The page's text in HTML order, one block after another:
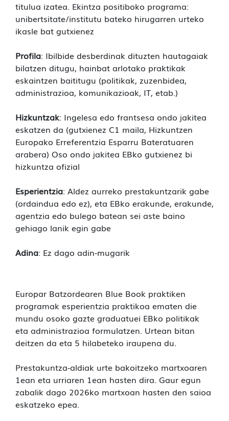
titulua izatea. Ekintza positiboko programa:
unibertsitate/institutu bateko hirugarren urteko
ikasle bat gutxienez
Profila: Ibilbide desberdinak dituzten hautagaiak
bilatzen ditugu, hainbat arlotako praktikak
eskaintzen baititugu (politikak, zuzenbidea,
administrazioa, komunikazioak, IT, etab.)
Hizkuntzak: Ingelesa edo frantsesa ondo jakitea
eskatzen da (gutxienez C1 maila, Hizkuntzen
Europako Erreferentzia Esparru Bateratuaren
arabera) Oso ondo jakitea EBko gutxienez bi
hizkuntza ofizial
Esperientzia: Aldez aurreko prestakuntzarik gabe
(ordaindua edo ez), eta EBko erakunde, erakunde,
agentzia edo bulego batean sei aste baino
gehiago lanik egin gabe
Adina: Ez dago adin-mugarik
Europar Batzordearen Blue Book praktiken
programak esperientzia praktikoa ematen die
mundu osoko gazte graduatuei EBko politikak
eta administrazioa formulatzen. Urtean bitan
deitzen da eta 5 hilabeteko iraupena du.
Prestakuntza-aldiak urte bakoitzeko martxoaren
1ean eta urriaren 1ean hasten dira. Gaur egun
zabalik dago 2026ko martxoan hasten den saioa
eskatzeko epea.